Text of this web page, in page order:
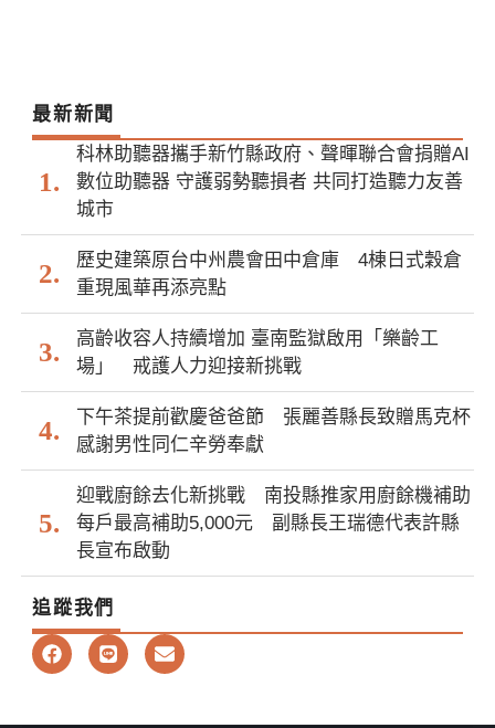
最新新聞
科林助聽器攜手新竹縣政府、聲暉聯合會捐贈AI
數位助聽器 守護弱勢聽損者 共同打造聽力友善
城市
歷史建築原台中州農會田中倉庫 4棟日式穀倉
重現風華再添亮點
高齡收容人持續增加 臺南監獄啟用「樂齡工
場」 戒護人力迎接新挑戰
下午茶提前歡慶爸爸節 張麗善縣長致贈馬克杯
感謝男性同仁辛勞奉獻
迎戰廚餘去化新挑戰 南投縣推家用廚餘機補助
每戶最高補助5,000元 副縣長王瑞德代表許縣
長宣布啟動
追蹤我們
F
a
b
L
i
E
n
l